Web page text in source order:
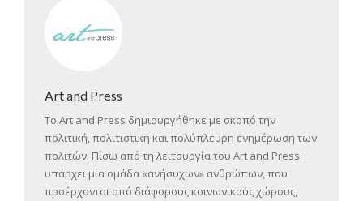
Art and Press
Το Art and Press δημιουργήθηκε με σκοπό την
πολιτική, πολιτιστική και πολύπλευρη ενημέρωση των
πολιτών. Πίσω από τη λειτουργία του Art and Press
υπάρχει μία ομάδα «ανήσυχων» ανθρώπων, που
προέρχονται από διάφορους κοινωνικούς χώρους,